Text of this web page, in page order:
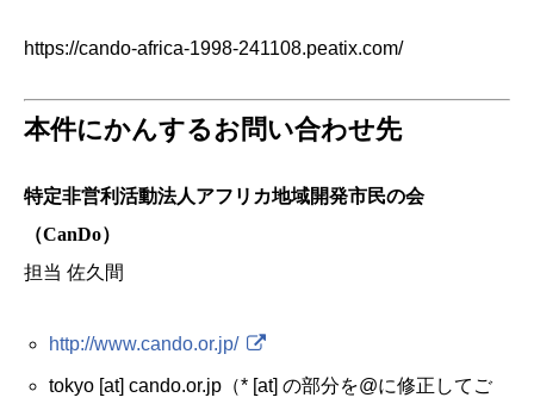
https://cando-africa-1998-241108.peatix.com/
本件にかんするお問い合わせ先
特定非営利活動法人アフリカ地域開発市民の会
（CanDo）
担当 佐久間
http://www.cando.or.jp/
tokyo [at] cando.or.jp（* [at] の部分を@に修正してご